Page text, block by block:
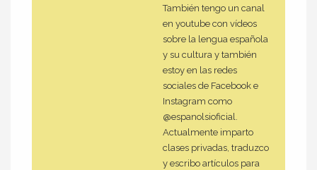
También tengo un canal
en youtube con vídeos
sobre la lengua española
y su cultura y también
estoy en las redes
sociales de Facebook e
Instagram como
@espanolsioficial.
Actualmente imparto
clases privadas, traduzco
y escribo artículos para